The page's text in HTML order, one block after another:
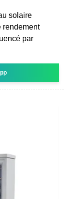
solaire
rendement
par